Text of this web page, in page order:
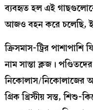
ব্যবহৃত হল এই
আজও বহন করে চলেছি,
ক্রিসমাস-ট্রির
নাম সান্তা ক্লজ।
নিকোলাস/নিকোলাজের
গ্রিক খ্রিস্টীয় সন্ত,